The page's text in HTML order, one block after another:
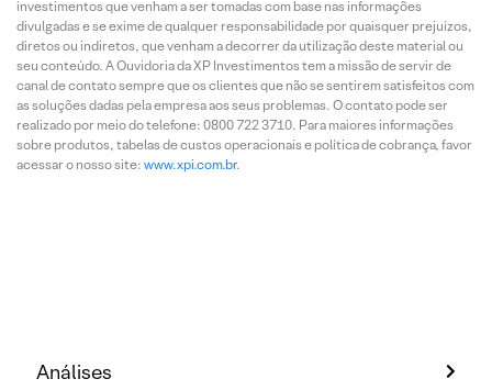
investimentos que venham a ser tomadas com base nas informações
divulgadas e se exime de qualquer responsabilidade por quaisquer prejuízos,
diretos ou indiretos, que venham a decorrer da utilização deste material ou
seu conteúdo. A Ouvidoria da XP Investimentos tem a missão de servir de
canal de contato sempre que os clientes que não se sentirem satisfeitos com
as soluções dadas pela empresa aos seus problemas. O contato pode ser
realizado por meio do telefone: 0800 722 3710. Para maiores informações
sobre produtos, tabelas de custos operacionais e política de cobrança, favor
acessar o nosso site: www.xpi.com.br.
Análises